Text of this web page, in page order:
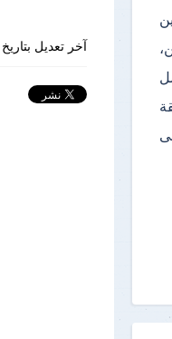
آخر تعديل بتاريخ